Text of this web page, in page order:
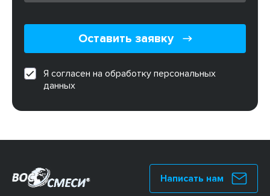
Оставить заявку
Я согласен на обработку персональных
данных
Написать нам